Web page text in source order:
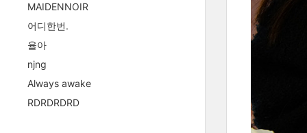
MAIDENNOIR
어디한번.
율아
njng
Always awake
RDRDRDRD